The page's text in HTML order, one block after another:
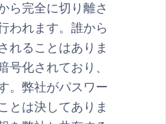
ら完全に切り離さ
われます。誰から
れることはありま
号化されており、
。弊社がパスワー
とは決してありま